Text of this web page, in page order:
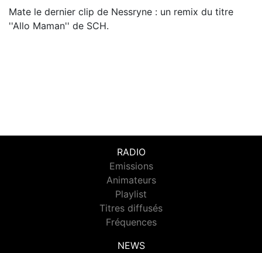
Mate le dernier clip de Nessryne : un remix du titre
''Allo Maman'' de SCH.
RADIO
Emissions
Animateurs
Playlist
Titres diffusés
Fréquences
NEWS